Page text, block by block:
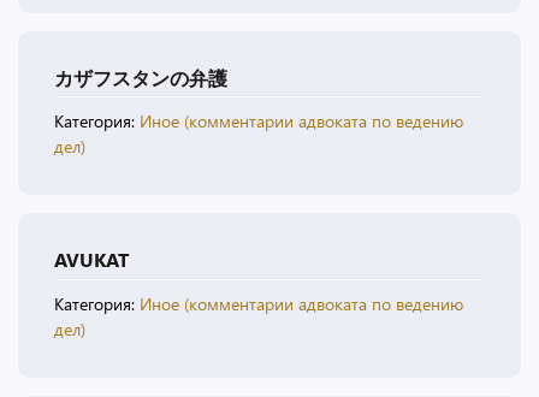
カザフスタンの弁護
Категория: Иное (комментарии адвоката по ведению
дел)
AVUKAT
Категория: Иное (комментарии адвоката по ведению
дел)